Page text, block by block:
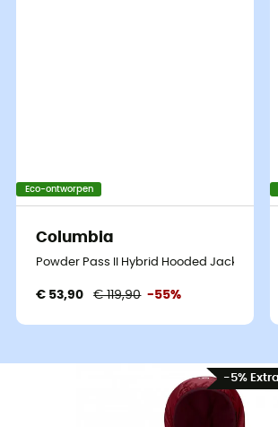
Eco-ontworpen
Columbia
Powder Pass II Hybrid Hooded Jacket -
€ 53,90 € 119,90 -55%
-5%